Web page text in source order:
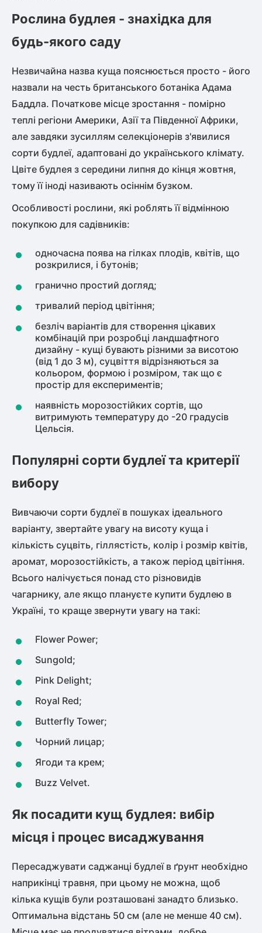
Рослина будлея - знахідка для
будь-якого саду
Незвичайна назва куща пояснюється просто - його
назвали на честь британського ботаніка Адама
Баддла. Початкове місце зростання - помірно
теплі регіони Америки, Азії та Південної Африки,
але завдяки зусиллям селекціонерів з'явилися
сорти будлеї, адаптовані до українського клімату.
Цвіте будлея з середини липня до кінця жовтня,
тому її іноді називають осіннім бузком.
Особливості рослини, які роблять її відмінною
покупкою для садівників:
одночасна поява на гілках плодів, квітів, що
розкрилися, і бутонів;
гранично простий догляд;
тривалий період цвітіння;
безліч варіантів для створення цікавих
комбінацій при розробці ландшафтного
дизайну - кущі бувають різними за висотою
(від 1 до 3 м), суцвіття відрізняються за
кольором, формою і розміром, так що є
простір для експериментів;
наявність морозостійких сортів, що
витримують температуру до -20 градусів
Цельсія.
Популярні сорти будлеї та критерії
вибору
Вивчаючи сорти будлеї в пошуках ідеального
варіанту, звертайте увагу на висоту куща і
кількість суцвіть, гіллястість, колір і розмір квітів,
аромат, морозостійкість, а також період цвітіння.
Всього налічується понад сто різновидів
чагарнику, але якщо плануєте купити будлею в
Україні, то краще звернути увагу на такі:
Flower Power;
Sungold;
Pink Delight;
Royal Red;
Butterfly Tower;
Чорний лицар;
Ягоди та крем;
Buzz Velvet.
Як посадити кущ будлея: вибір
місця і процес висаджування
Пересаджувати саджанці будлеї в ґрунт необхідно
наприкінці травня, при цьому не можна, щоб
кілька кущів були розташовані занадто близько.
Оптимальна відстань 50 см (але не менше 40 см).